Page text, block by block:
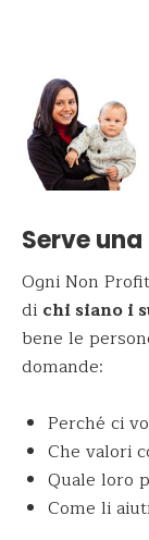
Serve
Ogni Non
di chi siano i
bene le
domande:
Perché ci
Che valori
Quale loro
Come li